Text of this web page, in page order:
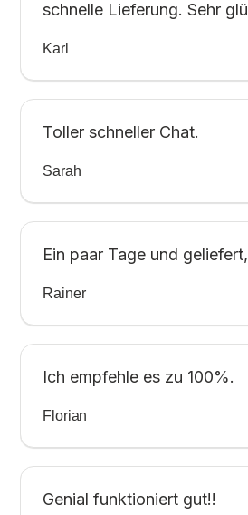
schnelle Lieferung. Sehr
Karl
Toller schneller Chat.
Sarah
Ein paar Tage und
Rainer
Ich empfehle es zu 100%.
Florian
Genial funktioniert gut!!